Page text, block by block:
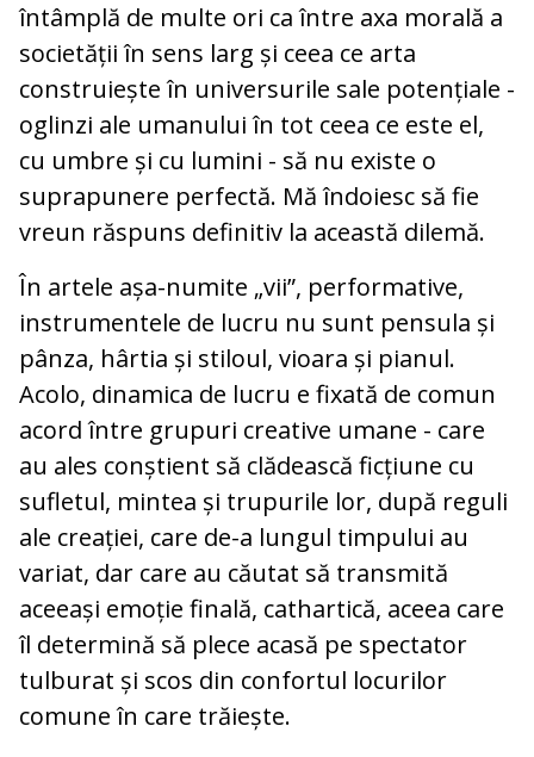
întâmplă de multe ori ca între axa morală a
societății în sens larg și ceea ce arta
construiește în universurile sale potențiale -
oglinzi ale umanului în tot ceea ce este el,
cu umbre și cu lumini - să nu existe o
suprapunere perfectă. Mă îndoiesc să fie
vreun răspuns definitiv la această dilemă.
În artele așa-numite „vii”, performative,
instrumen­tele de lucru nu sunt pensula și
pânza, hârtia și stiloul, vioara și pianul.
Acolo, dinamica de lucru e fixată de comun
acord între grupuri creative umane - care
au ales conștient să clădească ficțiune cu
sufletul, mintea și trupurile lor, după reguli
ale creației, care de-a lungul timpului au
variat, dar care au căutat să transmită
aceeași emoție finală, cathartică, aceea care
îl determină să plece acasă pe spectator
tulburat și scos din confortul locurilor
comune în care trăiește.